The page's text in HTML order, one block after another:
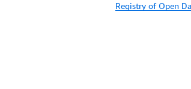
Registry of Open